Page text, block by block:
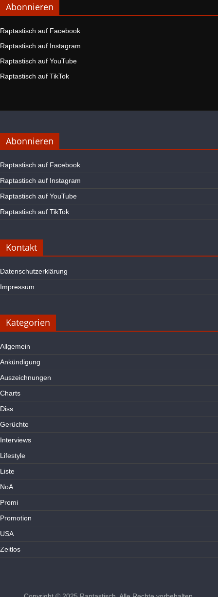
Abonnieren
Raptastisch auf Facebook
Raptastisch auf Instagram
Raptastisch auf YouTube
Raptastisch auf TikTok
Abonnieren
Raptastisch auf Facebook
Raptastisch auf Instagram
Raptastisch auf YouTube
Raptastisch auf TikTok
Kontakt
Datenschutzerklärung
Impressum
Kategorien
Allgemein
Ankündigung
Auszeichnungen
Charts
Diss
Gerüchte
Interviews
Lifestyle
Liste
NoA
Promi
Promotion
USA
Zeitlos